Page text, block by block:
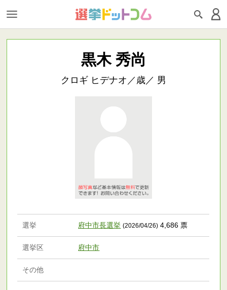
黒木 秀尚
クロギ ヒデナオ／歳／ 男
選挙 府中市長選挙 (2026/04/26) 4,686 票
選挙区 府中市
その他